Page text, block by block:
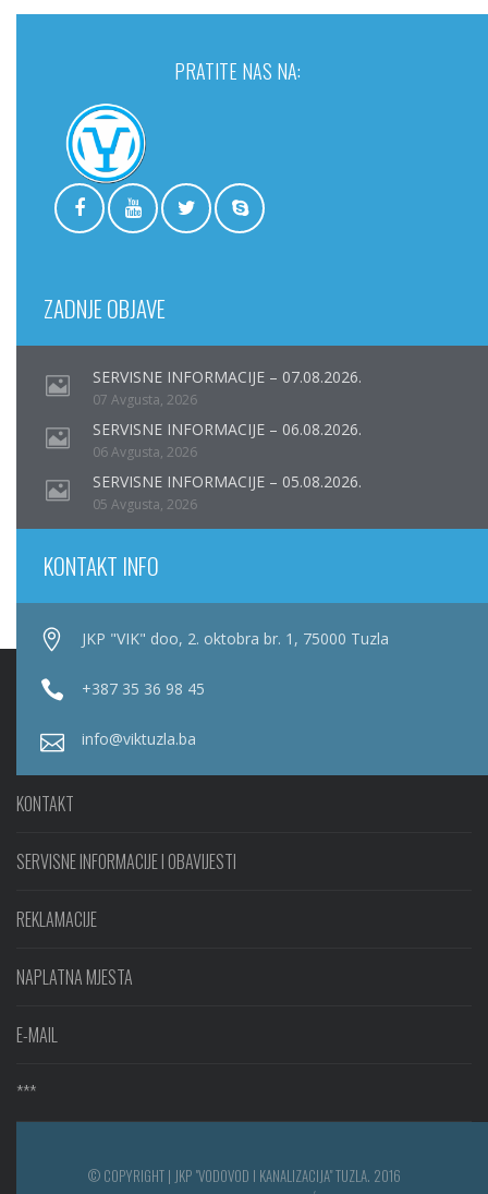
PRATITE NAS NA:
ZADNJE OBJAVE
SERVISNE INFORMACIJE – 07.08.2026.
07 Avgusta, 2026
SERVISNE INFORMACIJE – 06.08.2026.
06 Avgusta, 2026
SERVISNE INFORMACIJE – 05.08.2026.
05 Avgusta, 2026
KONTAKT INFO
JKP "VIK" doo, 2. oktobra br. 1, 75000 Tuzla
+387 35 36 98 45
info@viktuzla.ba
KONTAKT
SERVISNE INFORMACIJE I OBAVIJESTI
REKLAMACIJE
NAPLATNA MJESTA
E-MAIL
***
© COPYRIGHT | JKP "VODOVOD I KANALIZACIJA" TUZLA. 2016